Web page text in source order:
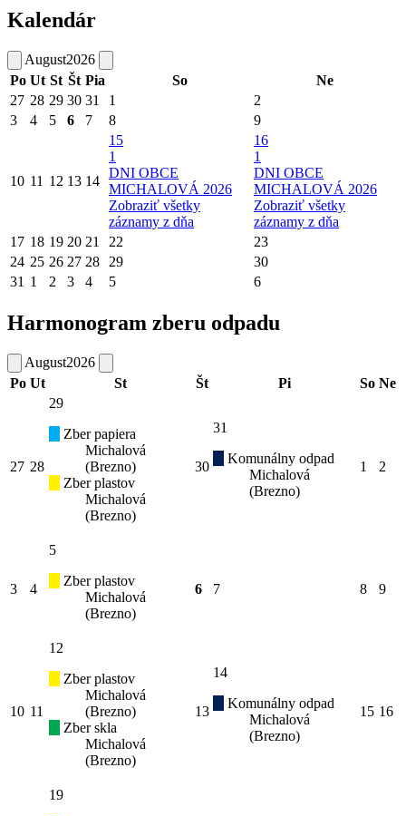
Kalendár
August2026
Po Ut St Št Pia So
Ne
27 28 29 30 31 1
2
3
4 5 6 7 8 9
10 11 12 13 14
15
1
DNI OBCE
MICHALOVÁ 2026
Zobraziť všetky
záznamy z dňa
16
1
DNI OBCE
MICHALOVÁ 2026
Zobraziť všetky
záznamy z dňa
17 18 19 20 21 22
23
24 25 26 27 28 29
30
31 1 2 3 4 5 6
Harmonogram zberu odpadu
August2026
Po Ut St Št Pi So Ne
27 28
29
Zber papiera
Michalová
(Brezno)
Zber plastov
Michalová
(Brezno)
30
31
Komunálny odpad
Michalová
(Brezno)
1 2
3 4
5
Zber plastov
Michalová
(Brezno)
6 7 8 9
10 11
12
Zber plastov
Michalová
(Brezno)
Zber skla
Michalová
(Brezno)
13
14
Komunálny odpad
Michalová
(Brezno)
15 16
19